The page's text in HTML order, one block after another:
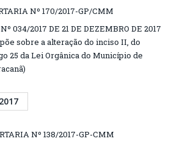
Nº 170/2017-GP/CMM
034/2017 DE 21 DE DEZEMBRO DE 2017
sobre a alteração do inciso II, do
25 da Lei Orgânica do Município de
Nº 138/2017-GP-CMM